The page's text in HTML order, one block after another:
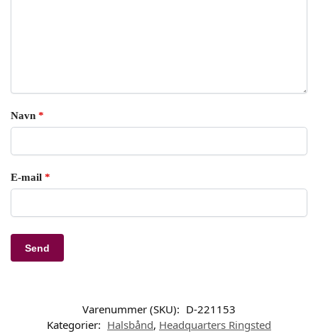
Navn *
E-mail *
Varenummer (SKU): D-221153
Kategorier: Halsbånd, Headquarters Ringsted